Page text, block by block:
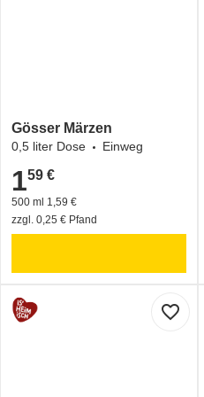
Gösser Märzen
0,5 liter Dose Einweg
1,59 €
159 €
500 ml 1,59 €
zzgl. 0,25 € Pfand
favorite_border